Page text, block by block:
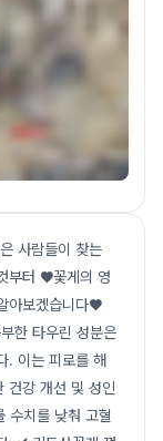
사람들이 찾는
부터 ♥꽃게의 영
아보겠습니다♥
한 타우린 성분은
. 이는 피로를 해
건강 개선 및 성인
수치를 낮춰 고혈